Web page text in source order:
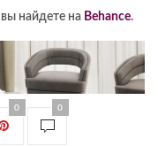
вы найдете на Behance.
0 0